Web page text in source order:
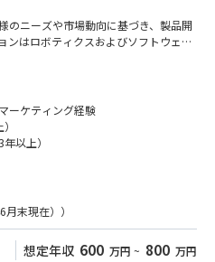
のニーズや市場動向に基づき、製品開
ンはロボティクスおよびソフトウェア
ヤー・カテーテル事業における新製
活動において両利きのマーケティン
入を迅速に進めていきます。製品や
割であり、マーケティング戦略・立案
グ職】
ョン
ーケティング経験
以上）
英検等は問いません。）
末現在））
想定年収 600 万円 ~ 800 万円